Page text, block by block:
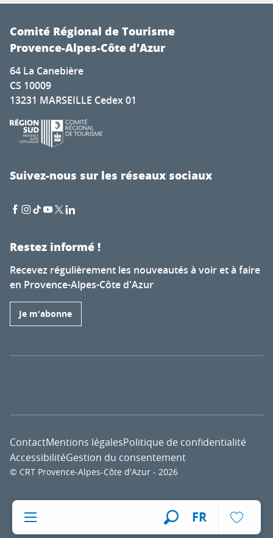
FR
Comité Régional de Tourisme
Provence-Alpes-Côte d'Azur
64 La Canebière
CS 10009
13231 MARSEILLE Cedex 01
Suivez-nous sur les réseaux sociaux
Restez informé !
Recevez régulièrement les nouveautés à voir et à faire
en Provence-Alpes-Côte d'Azur
Je m'abonne
© CRT Provence-Alpes-Côte d'Azur - 2026
ContactMentions légalesPolitique de confidentialité
AccessibilitéGestion du consentement